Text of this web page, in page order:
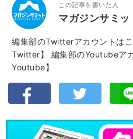
この記事を書いた人
マガジンサミッ
編集部のTwitterアカウントは
Twitter】
編集部のYoutubeア
Youtube】